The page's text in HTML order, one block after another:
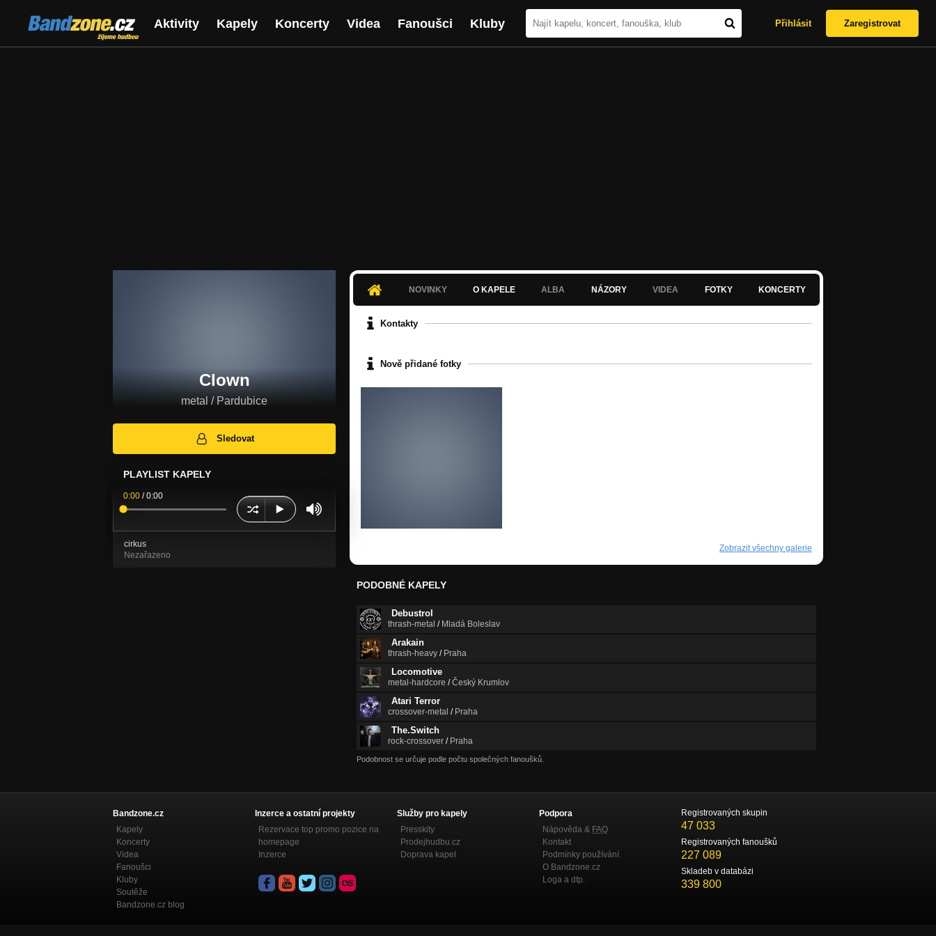
Bandzone.cz
žijeme hudbou
Aktivity Kapely Koncerty Videa Fanoušci Kluby Přihlásit Zaregistrovat
Clown
metal / Pardubice
Sledovat
PLAYLIST KAPELY
0:00 /0:00
cirkus
Nezařazeno
NOVINKY O KAPELE ALBA NÁZORY VIDEA FOTKY KONCERTY
Kontakty
Nově přidané fotky
Zobrazit všechny galerie
PODOBNÉ KAPELY
Debustrol
thrash-metal / Mladá Boleslav
Arakain
thrash-heavy / Praha
Locomotive
metal-hardcore /Český Krumlov
Atari Terror
crossover-metal / Praha
The.Switch
rock-crossover / Praha
Podobnost se určuje podle počtu společných fanoušků.
Bandzone.cz
Kapely
Koncerty
Videa
Fanoušci
Kluby
Soutěže
Bandzone.cz blog
Inzerce a ostatní projekty
Rezervace top promo pozice na
homepage
Inzerce
Služby pro kapely
Presskity
Prodejhudbu.cz
Doprava kapel
Podpora
Nápověda & FAQ
Kontakt
Podmínky používání
O Bandzone.cz
Loga a dtp.
Registrovaných skupin
47 033
Registrovaných fanoušků
227 089
Skladeb v databázi
339 800